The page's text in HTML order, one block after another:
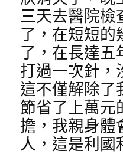
三天去醫院檢
了，在短短的
了，在長達五
打過一次針，
這不僅解除了
節省了上萬元
擔，我親身體
人，這是利國